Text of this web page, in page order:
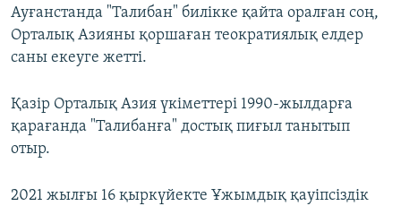
Ауғанстанда "Талибан" билікке қайта оралған соң,
Орталық Азияны қоршаған теократиялық елдер
саны екеуге жетті.
Қазір Орталық Азия үкіметтері 1990-жылдарға
қарағанда "Талибанға" достық пиғыл танытып
отыр.
2021 жылғы 16 қыркүйекте Ұжымдық қауіпсіздік